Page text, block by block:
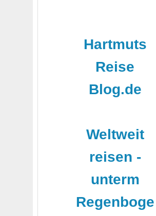
Hartmuts
Reise
Blog.de
Weltweit
reisen -
unterm
Regenboge